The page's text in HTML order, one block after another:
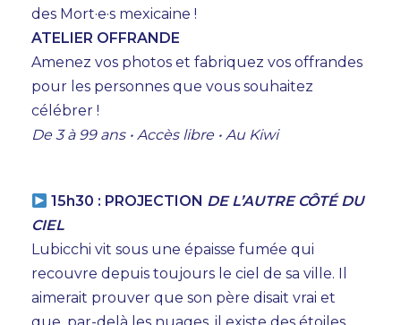
des Mort·e·s mexicaine !
ATELIER OFFRANDE
Amenez vos photos et fabriquez vos offrandes
pour les personnes que vous souhaitez
célébrer !
De 3 à 99 ans • Accès libre • Au Kiwi
15h30 : PROJECTION DE L’AUTRE CÔTÉ DU
CIEL
Lubicchi vit sous une épaisse fumée qui
recouvre depuis toujours le ciel de sa ville. Il
aimerait prouver que son père disait vrai et